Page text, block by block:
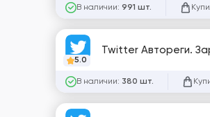
В наличии: 991 шт.
5.0
Twitter Автореги.
В наличии: 380 шт.